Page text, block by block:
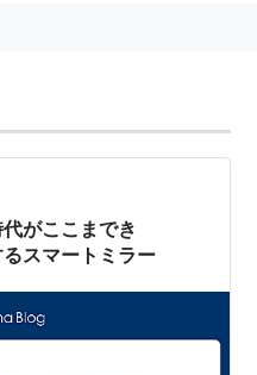
がここまでき
スマートミラー